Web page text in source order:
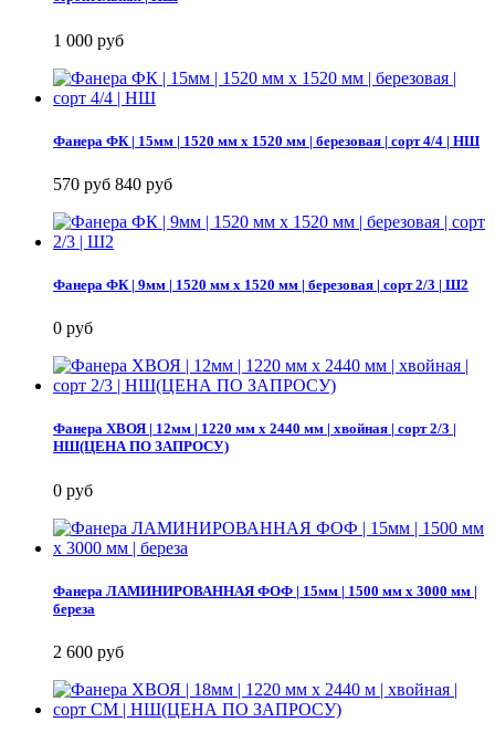
1 000 руб
Фанера ФК | 15мм | 1520 мм х 1520 мм | березовая | сорт 4/4 | НШ
570 руб 840 руб
Фанера ФК | 9мм | 1520 мм х 1520 мм | березовая | сорт 2/3 | Ш2
0 руб
Фанера ХВОЯ | 12мм | 1220 мм х 2440 мм | хвойная | сорт 2/3 |
НШ(ЦЕНА ПО ЗАПРОСУ)
0 руб
Фанера ЛАМИНИРОВАННАЯ ФОФ | 15мм | 1500 мм х 3000 мм |
береза
2 600 руб